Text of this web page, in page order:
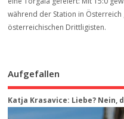
während der Station in Österreich
österreichischen Drittligisten.
Aufgefallen
Katja Krasavice: Liebe? Nein,